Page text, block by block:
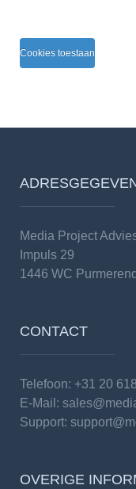
Cookies toestaan
Media Project
Impuls 29
1446 WC Purmerend
CONTACT
Telefoon: +31 20
E-Mail:
Support:
OVERIGE